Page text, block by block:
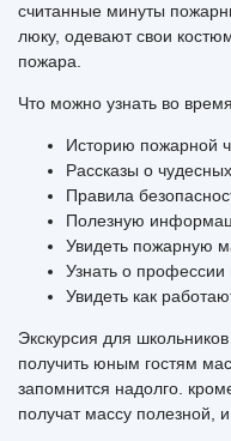
считанные минуты
люку, одевают свои
пожара.
Что можно узнать во
Историю пожарной
Рассказы о
Правила
Полезную
Увидеть пожарную
Узнать о профессии
Увидеть как
Экскурсия для
получить юным гостям
запомнится надолго.
получат массу полезной,